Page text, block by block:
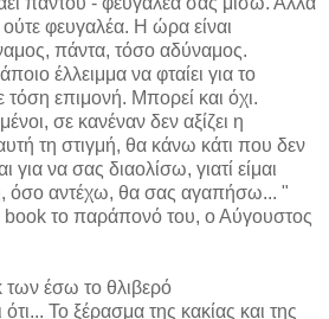
ούτε φευγαλέα. Η ώρα είναι
πάντα, τόσο αδύναμος.
έλλειμμα να φταίει για το
επιμονή. Μπορεί και όχι.
σε κανέναν δεν αξίζει η
τη στιγμή, θα κάνω κάτι που δεν
για να σας διαολίσω, γιατί είμαι
όσο αντέχω, θα σας αγαπήσω... "
book το παράπονό του, οΑύγουστος
των έσω το θλιβερό
Το ξέρασμα της κακίας και της